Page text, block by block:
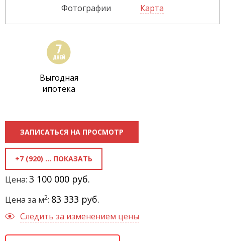
Фотографии Карта
Выгодная
ипотека
ЗАПИСАТЬСЯ НА ПРОСМОТР
+7 (920) 818-81-70
Цена: 3 100 000 руб.
Цена за м2: 83 333 руб.
Следить за изменением цены